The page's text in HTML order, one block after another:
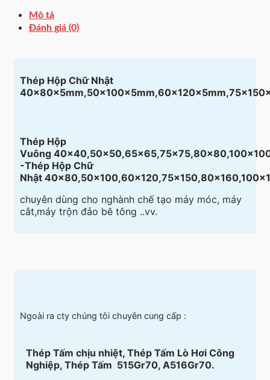
Mô tả
Đánh giá (0)
Thép Hộp Chữ Nhật
Thép Hộp
Vuông
-Thép Hộp Chữ
Nhật
chuyên dùng cho nghành chế tạo máy móc, máy
cắt,máy trộn đảo bê tông ..vv.
Ngoài ra cty chúng tôi chuyên cung cấp :
Thép Tấm chịu nhiệt, Thép Tấm Lò Hơi Công
Nghiệp, Thép Tấm 515Gr70, A516Gr70.